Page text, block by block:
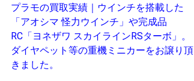
プラモの買取実績｜ウインチを搭載した
「アオシマ 怪力ウインチ」や完成品
RC「ヨネザワ スカイラインRSターボ」。
ダイヤペット等の重機ミニカーをお譲り頂
きました。